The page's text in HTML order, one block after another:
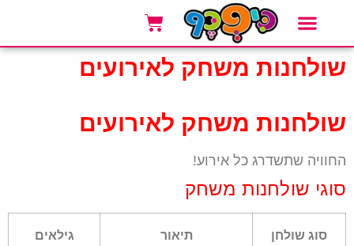
שולחנות משחק לאירועים
שולחנות משחק לאירועים
החוויה שתשדרג כל אירוע!
סוגי שולחנות משחק
סוג שולחן תיאור
גילאים